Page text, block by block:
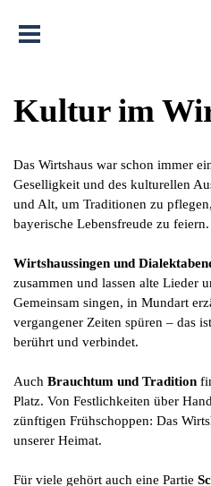
Kultur im
Das Wirtshaus war schon immer
Geselligkeit und des kulturellen
und Alt, um Traditionen zu
bayerische Lebensfreude zu feiern.
Wirtshaussingen und
zusammen und lassen alte Lieder
Gemeinsam singen, in Mundart
vergangener Zeiten spüren – das
berührt und verbindet.
Auch Brauchtum und Tradition
Platz. Von Festlichkeiten über
zünftigen Frühschoppen: Das
unserer Heimat.
Für viele gehört auch eine Partie